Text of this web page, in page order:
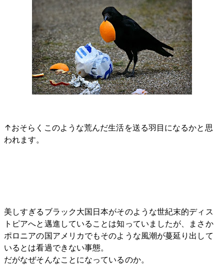
↑おそらくこのような荒んだ生活を送る羽目になるかと思
われます。
美しすぎるブラック大国日本がそのような世紀末的ディス
トピアへと邁進していることは知っていましたが、まさか
ポロニアの国アメリカでもそのような風潮が蔓延り出して
いるとは看過できない事態。
だがなぜそんなことになっているのか。